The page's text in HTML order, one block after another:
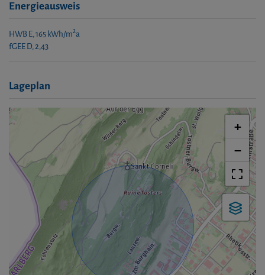
Energieausweis
HWB E, 165 kWh/m2a
fGEE D, 2,43
Lageplan
+
−